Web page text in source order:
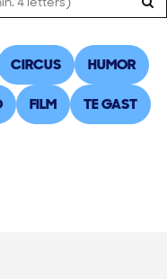
CIRCUS HUMOR
FILM TE GAST